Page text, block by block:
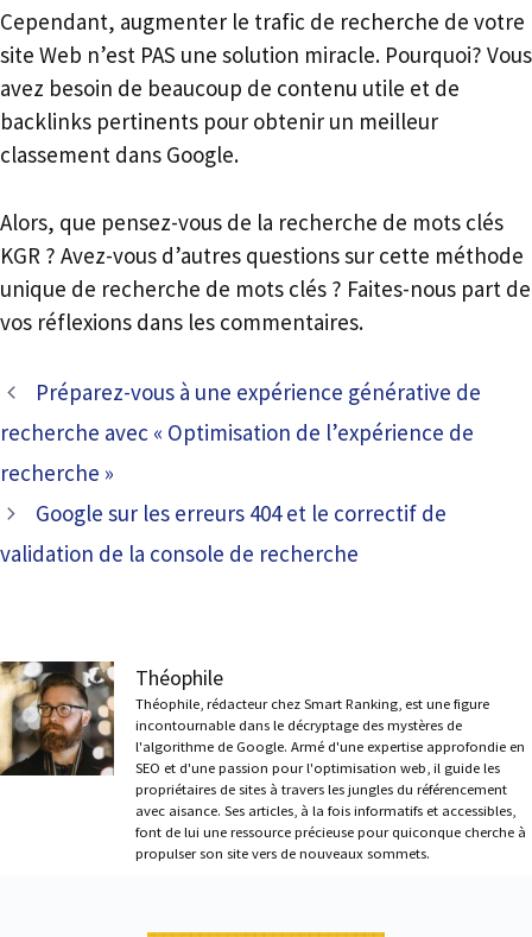
Cependant, augmenter le trafic de recherche de votre
site Web n’est PAS une solution miracle. Pourquoi? Vous
avez besoin de beaucoup de contenu utile et de
backlinks pertinents pour obtenir un meilleur
classement dans Google.
Alors, que pensez-vous de la recherche de mots clés
KGR ? Avez-vous d’autres questions sur cette méthode
unique de recherche de mots clés ? Faites-nous part de
vos réflexions dans les commentaires.
Préparez-vous à une expérience générative de
recherche avec « Optimisation de l’expérience de
recherche »
Google sur les erreurs 404 et le correctif de
validation de la console de recherche
Théophile
Théophile, rédacteur chez Smart Ranking, est une figure
incontournable dans le décryptage des mystères de
l'algorithme de Google. Armé d'une expertise approfondie en
SEO et d'une passion pour l'optimisation web, il guide les
propriétaires de sites à travers les jungles du référencement
avec aisance. Ses articles, à la fois informatifs et accessibles,
font de lui une ressource précieuse pour quiconque cherche à
propulser son site vers de nouveaux sommets.